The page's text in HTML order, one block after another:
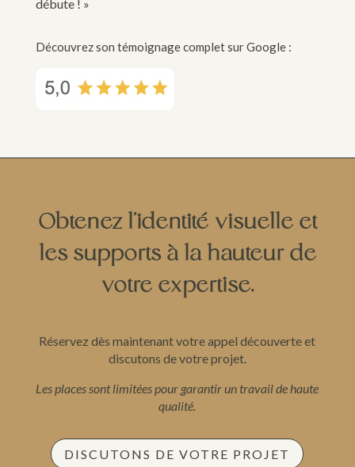
débute ! »
Découvrez son témoignage complet sur Google :
Obtenez l’identité visuelle et
les supports à la hauteur de
votre expertise.
Réservez dès maintenant votre appel découverte et
discutons de votre projet.
Les places sont limitées pour garantir un travail de haute
qualité.
DISCUTONS DE VOTRE PROJET